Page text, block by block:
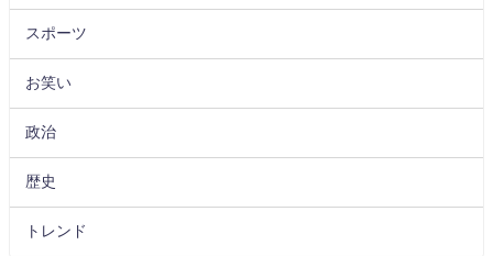
スポーツ
お笑い
政治
歴史
トレンド